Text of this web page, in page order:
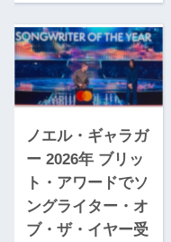
ノエル・ギャラガ
ー 2026年 ブリッ
ト・アワードでソ
ングライター・オ
ブ・ザ・イヤー受